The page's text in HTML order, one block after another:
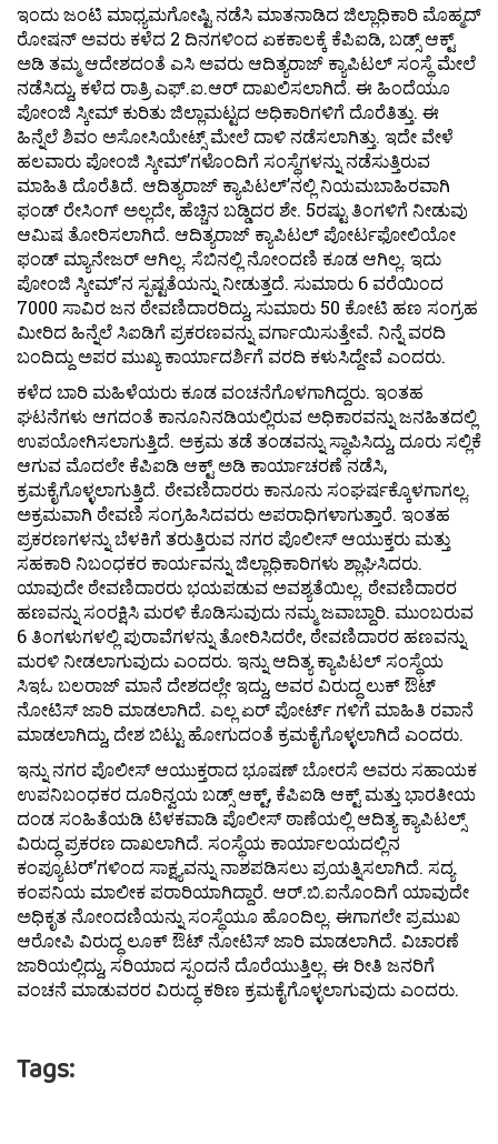
ಇಂದು ಜಂಟಿ ಮಾಧ್ಯಮಗೋಷ್ಟಿ ನಡೆಸಿ ಮಾತನಾಡಿದ ಜಿಲ್ಲಾಧಿಕಾರಿ ಮೊಹ್ಮದ್
ರೋಷನ್ ಅವರು ಕಳೆದ 2 ದಿನಗಳಿಂದ ಏಕಕಾಲಕ್ಕೆ ಕೆಪಿಐಡಿ, ಬಡ್ಸ್ ಆಕ್ಟ್
ಅಡಿ ತಮ್ಮ ಆದೇಶದಂತೆ ಎಸಿ ಅವರು ಆದಿತ್ಯರಾಜ್ ಕ್ಯಾಪಿಟಲ್ ಸಂಸ್ಥೆ ಮೇಲೆ
ನಡೆಸಿದ್ದು, ಕಳೆದ ರಾತ್ರಿ ಎಫ್.ಐ.ಆರ್ ದಾಖಲಿಸಲಾಗಿದೆ. ಈ ಹಿಂದೆಯೂ
ಪೋಂಜಿ ಸ್ಕೀಮ್ ಕುರಿತು ಜಿಲ್ಲಾಮಟ್ಟದ ಅಧಿಕಾರಿಗಳಿಗೆ ದೊರೆತಿತ್ತು. ಈ
ಹಿನ್ನೆಲೆ ಶಿವಂ ಅಸೋಸಿಯೇಟ್ಸ್ ಮೇಲೆ ದಾಳಿ ನಡೆಸಲಾಗಿತ್ತು. ಇದೇ ವೇಳೆ
ಹಲವಾರು ಪೋಂಜಿ ಸ್ಕೀಮ್’ಗಳೊಂದಿಗೆ ಸಂಸ್ಥೆಗಳನ್ನು ನಡೆಸುತ್ತಿರುವ
ಮಾಹಿತಿ ದೊರೆತಿದೆ. ಆದಿತ್ಯರಾಜ್ ಕ್ಯಾಪಿಟಲ್’ನಲ್ಲಿ ನಿಯಮಬಾಹಿರವಾಗಿ
ಫಂಡ್ ರೇಸಿಂಗ್ ಅಲ್ಲದೇ, ಹೆಚ್ಚಿನ ಬಡ್ಡಿದರ ಶೇ. 5ರಷ್ಟು ತಿಂಗಳಿಗೆ ನೀಡುವು
ಆಮಿಷ ತೋರಿಸಲಾಗಿದೆ. ಆದಿತ್ಯರಾಜ್ ಕ್ಯಾಪಿಟಲ್ ಪೋರ್ಟಫೋಲಿಯೋ
ಫಂಡ್ ಮ್ಯಾನೇಜರ್ ಆಗಿಲ್ಲ. ಸೆಬಿನಲ್ಲಿ ನೋಂದಣಿ ಕೂಡ ಆಗಿಲ್ಲ. ಇದು
ಪೋಂಜಿ ಸ್ಕೀಮ್’ನ ಸ್ಪಷ್ಟತೆಯನ್ನು ನೀಡುತ್ತದೆ. ಸುಮಾರು 6 ವರೆಯಿಂದ
7000 ಸಾವಿರ ಜನ ಠೇವಣಿದಾರರಿದ್ದು, ಸುಮಾರು 50 ಕೋಟಿ ಹಣ ಸಂಗ್ರಹ
ಮೀರಿದ ಹಿನ್ನೆಲೆ ಸಿಐಡಿಗೆ ಪ್ರಕರಣವನ್ನು ವರ್ಗಾಯಿಸುತ್ತೇವೆ. ನಿನ್ನೆ ವರದಿ
ಬಂದಿದ್ದು ಅಪರ ಮುಖ್ಯ ಕಾರ್ಯಾದರ್ಶಿಗೆ ವರದಿ ಕಳುಸಿದ್ದೇವೆ ಎಂದರು.
ಕಳೆದ ಬಾರಿ ಮಹಿಳೆಯರು ಕೂಡ ವಂಚನೆಗೊಳಗಾಗಿದ್ದರು. ಇಂತಹ
ಘಟನೆಗಳು ಆಗದಂತೆ ಕಾನೂನಿನಡಿಯಲ್ಲಿರುವ ಅಧಿಕಾರವನ್ನು ಜನಹಿತದಲ್ಲಿ
ಉಪಯೋಗಿಸಲಾಗುತ್ತಿದೆ. ಅಕ್ರಮ ತಡೆ ತಂಡವನ್ನು ಸ್ಥಾಪಿಸಿದ್ದು, ದೂರು ಸಲ್ಲಿಕೆ
ಆಗುವ ಮೊದಲೇ ಕೆಪಿಐಡಿ ಆಕ್ಟ್ ಅಡಿ ಕಾರ್ಯಾಚರಣೆ ನಡೆಸಿ,
ಕ್ರಮಕೈಗೊಳ್ಳಲಾಗುತ್ತಿದೆ. ಠೇವಣಿದಾರರು ಕಾನೂನು ಸಂಘರ್ಷಕ್ಕೊಳಗಾಗಲ್ಲ.
ಅಕ್ರಮವಾಗಿ ಠೇವಣಿ ಸಂಗ್ರಹಿಸಿದವರು ಅಪರಾಧಿಗಳಾಗುತ್ತಾರೆ. ಇಂತಹ
ಪ್ರಕರಣಗಳನ್ನು ಬೆಳಕಿಗೆ ತರುತ್ತಿರುವ ನಗರ ಪೊಲೀಸ್ ಆಯುಕ್ತರು ಮತ್ತು
ಸಹಕಾರಿ ನಿಬಂಧಕರ ಕಾರ್ಯವನ್ನು ಜಿಲ್ಲಾಧಿಕಾರಿಗಳು ಶ್ಲಾಘಿಸಿದರು.
ಯಾವುದೇ ಠೇವಣಿದಾರರು ಭಯಪಡುವ ಅವಶ್ಯತೆಯಿಲ್ಲ. ಠೇವಣಿದಾರರ
ಹಣವನ್ನು ಸಂರಕ್ಷಿಸಿ ಮರಳಿ ಕೊಡಿಸುವುದು ನಮ್ಮ ಜವಾಬ್ದಾರಿ. ಮುಂಬರುವ
6 ತಿಂಗಳುಗಳಲ್ಲಿ ಪುರಾವೆಗಳನ್ನು ತೋರಿಸಿದರೇ, ಠೇವಣಿದಾರರ ಹಣವನ್ನು
ಮರಳಿ ನೀಡಲಾಗುವುದು ಎಂದರು. ಇನ್ನು ಆದಿತ್ಯ ಕ್ಯಾಪಿಟಲ್ ಸಂಸ್ಥೆಯ
ಸಿಇಓ ಬಲರಾಜ್ ಮಾನೆ ದೇಶದಲ್ಲೇ ಇದ್ದು, ಅವರ ವಿರುದ್ಧ ಲುಕ್ ಔಟ್
ನೋಟಿಸ್ ಜಾರಿ ಮಾಡಲಾಗಿದೆ. ಎಲ್ಲ ಏರ್ ಪೋರ್ಟ್ ಗಳಿಗೆ ಮಾಹಿತಿ ‌ರವಾನೆ
ಮಾಡಲಾಗಿದ್ದು, ದೇಶ ಬಿಟ್ಟು ಹೋಗುದಂತೆ ಕ್ರಮಕೈಗೊಳ್ಳಲಾಗಿದೆ ಎಂದರು.
ಇನ್ನು ನಗರ ಪೊಲೀಸ್ ಆಯುಕ್ತರಾದ ಭೂಷಣ್ ಬೋರಸೆ ಅವರು ಸಹಾಯಕ
ಉಪನಿಬಂಧಕರ ದೂರಿನ್ವಯ ಬಡ್ಸ್ ಆಕ್ಟ್, ಕೆಪಿಐಡಿ ಆಕ್ಟ್ ಮತ್ತು ಭಾರತೀಯ
ದಂಡ ಸಂಹಿತೆಯಡಿ ಟಿಳಕವಾಡಿ ಪೊಲೀಸ್ ಠಾಣೆಯಲ್ಲಿ ಆದಿತ್ಯ ಕ್ಯಾಪಿಟಲ್ಸ್
ವಿರುದ್ಧ ಪ್ರಕರಣ ದಾಖಲಾಗಿದೆ. ಸಂಸ್ಥೆಯ ಕಾರ್ಯಾಲಯದಲ್ಲಿನ
ಕಂಪ್ಯೂಟರ್’ಗಳಿಂದ ಸಾಕ್ಷ್ಯವನ್ನು ನಾಶಪಡಿಸಲು ಪ್ರಯತ್ನಿಸಲಾಗಿದೆ. ಸದ್ಯ
ಕಂಪನಿಯ ಮಾಲೀಕ ಪರಾರಿಯಾಗಿದ್ದಾರೆ. ಆರ್.ಬಿ.ಐನೊಂದಿಗೆ ಯಾವುದೇ
ಅಧಿಕೃತ ನೋಂದಣಿಯನ್ನು ಸಂಸ್ಥೆಯೂ ಹೊಂದಿಲ್ಲ. ಈಗಾಗಲೇ ಪ್ರಮುಖ
ಆರೋಪಿ ವಿರುದ್ಧ ಲೂಕ್ ಔಟ್ ನೋಟಿಸ್ ಜಾರಿ ಮಾಡಲಾಗಿದೆ. ವಿಚಾರಣೆ
ಜಾರಿಯಲ್ಲಿದ್ದು, ಸರಿಯಾದ ಸ್ಪಂದನೆ ದೊರೆಯುತ್ತಿಲ್ಲ. ಈ ರೀತಿ ಜನರಿಗೆ
ವಂಚನೆ ಮಾಡುವರರ ವಿರುದ್ಧ ಕಠಿಣ ಕ್ರಮಕೈಗೊಳ್ಳಲಾಗುವುದು ಎಂದರು.
Tags: